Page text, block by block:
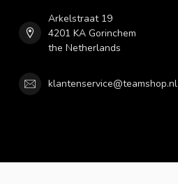
Arkelstraat 19
4201 KA Gorinchem
the Netherlands
klantenservice@teamshop.nl